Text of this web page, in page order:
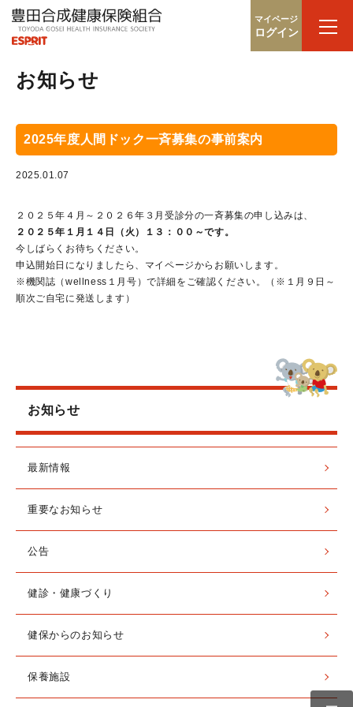
マイページ
ログイン
お知らせ
2025年度人間ドック一斉募集の事前案内
2025.01.07
２０２５年４月～２０２６年３月受診分の一斉募集の申し込みは、
２０２５年１月１４日（火）１３：００～です。
今しばらくお待ちください。
申込開始日になりましたら、マイページからお願いします。
※機関誌（wellness１月号）で詳細をご確認ください。（※１月９日～
順次ご自宅に発送します）
お知らせ
最新情報
重要なお知らせ
公告
健診・健康づくり
健保からのお知らせ
保養施設